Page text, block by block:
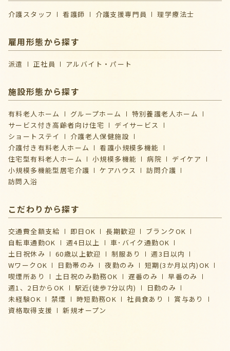
介護スタッフ 看護師 介護支援専門員 理学療法士
雇用形態から探す
派遣 正社員 アルバイト・パート
施設形態から探す
有料老人ホーム グループホーム
特別養護老人ホーム
サービス付き高齢者向け住宅
デイサービス
ショートステイ
介護⽼⼈保健施設
介護付き有料老人ホーム
看護小規模多機能
住宅型有料老人ホーム
小規模多機能 病院
デイケア
⼩規模多機能型居宅介護
ケアハウス
訪問介護
訪問入浴
こだわりから探す
交通費全額支給 即日OK 長期歓迎
ブランクOK
自転車通勤OK
週4日以上
車･バイク通勤OK
土日祝休み
60歳以上歓迎 制服あり
週3日以内
WワークOK
日勤帯のみ 夜勤のみ
短期(3か月以内)OK
喫煙所あり
土日祝のみ勤務OK 遅番のみ
早番のみ
週1、2日からOK
駅近(徒歩7分以内)
日勤のみ
未経験OK
禁煙 時短勤務OK 社員食あり
賞与あり
資格取得支援
新規オープン